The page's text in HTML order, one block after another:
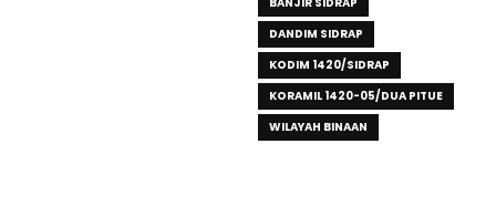
DANDIM SIDRAP
KODIM 1420/SIDRAP
KORAMIL 1420-05/DUA PITUE
WILAYAH BINAAN